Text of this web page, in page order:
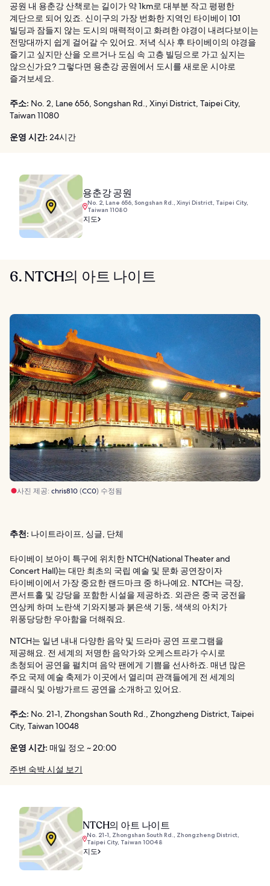
공원 내 용춘강 산책로는 길이가 약 1km로 대부분 작고 평평한
계단으로 되어 있죠. 신이구의 가장 번화한 지역인 타이베이 101
빌딩과 잠들지 않는 도시의 매력적이고 화려한 야경이 내려다보이는
전망대까지 쉽게 걸어갈 수 있어요. 저녁 식사 후 타이베이의 야경을
즐기고 싶지만 산을 오르거나 도심 속 고층 빌딩으로 가고 싶지는
않으신가요? 그렇다면 용춘강 공원에서 도시를 새로운 시야로
즐겨보세요.
주소: No. 2, Lane 656, Songshan Rd., Xinyi District, Taipei City,
Taiwan 11080
운영 시간: 24시간
용춘강 공원
No. 2, Lane 656, Songshan Rd., Xinyi District, Taipei City,
Taiwan 11080
지도
6. NTCH의 아트 나이트
사진 제공: chris810(CC0) 수정됨
추천: 나이트라이프, 싱글, 단체
타이베이 보아이 특구에 위치한 NTCH(National Theater and
Concert Hall)는 대만 최초의 국립 예술 및 문화 공연장이자
타이베이에서 가장 중요한 랜드마크 중 하나예요. NTCH는 극장,
콘서트홀 및 강당을 포함한 시설을 제공하죠. 외관은 중국 궁전을
연상케 하며 노란색 기와지붕과 붉은색 기둥, 색색의 아치가
위풍당당한 우아함을 더해줘요.
NTCH는 일년 내내 다양한 음악 및 드라마 공연 프로그램을
제공해요. 전 세계의 저명한 음악가와 오케스트라가 수시로
초청되어 공연을 펼치며 음악 팬에게 기쁨을 선사하죠. 매년 많은
주요 국제 예술 축제가 이곳에서 열리며 관객들에게 전 세계의
클래식 및 아방가르드 공연을 소개하고 있어요.
주소: No. 21-1, Zhongshan South Rd., Zhongzheng District, Taipei
City, Taiwan 10048
운영 시간: 매일 정오 ~ 20:00
주변 숙박 시설 보기
NTCH의 아트 나이트
No. 21-1, Zhongshan South Rd., Zhongzheng District,
Taipei City, Taiwan 10048
지도